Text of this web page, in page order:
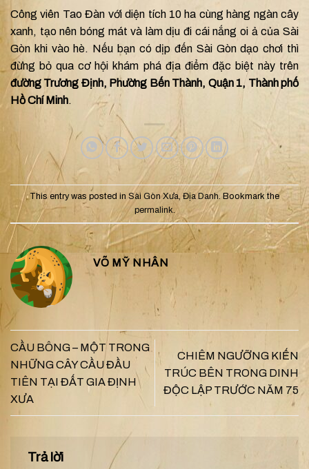
Công viên Tao Đàn với diện tích 10 ha cùng hàng ngàn cây
xanh, tạo nên bóng mát và làm dịu đi cái nắng oi ả của Sài
Gòn khi vào hè. Nếu bạn có dịp đến Sài Gòn dạo chơi thì
đừng bỏ qua cơ hội khám phá địa điểm đặc biệt này trên
đường Trương Định, Phường Bến Thành, Quận 1, Thành phố
Hồ Chí Minh.
This entry was posted in Sài Gòn Xưa,Địa Danh. Bookmark the
permalink.
VÕ MỸ NHÂN
CẦU BÔNG – MỘT TRONG
NHỮNG CÂY CẦU ĐẦU
TIÊN TẠI ĐẤT GIA ĐỊNH
XƯA
CHIÊM NGƯỠNG KIẾN
TRÚC BÊN TRONG DINH
ĐỘC LẬP TRƯỚC NĂM 75
Trả lời